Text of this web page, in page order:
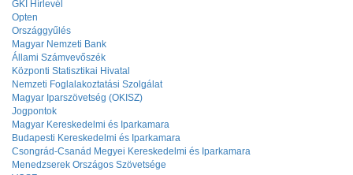
GKI Hírlevél
Opten
Országgyűlés
Magyar Nemzeti Bank
Állami Számvevőszék
Központi Statisztikai Hivatal
Nemzeti Foglalakoztatási Szolgálat
Magyar Iparszövetség (OKISZ)
Jogpontok
Magyar Kereskedelmi és Iparkamara
Budapesti Kereskedelmi és Iparkamara
Csongrád-Csanád Megyei Kereskedelmi és Iparkamara
Menedzserek Országos Szövetsége